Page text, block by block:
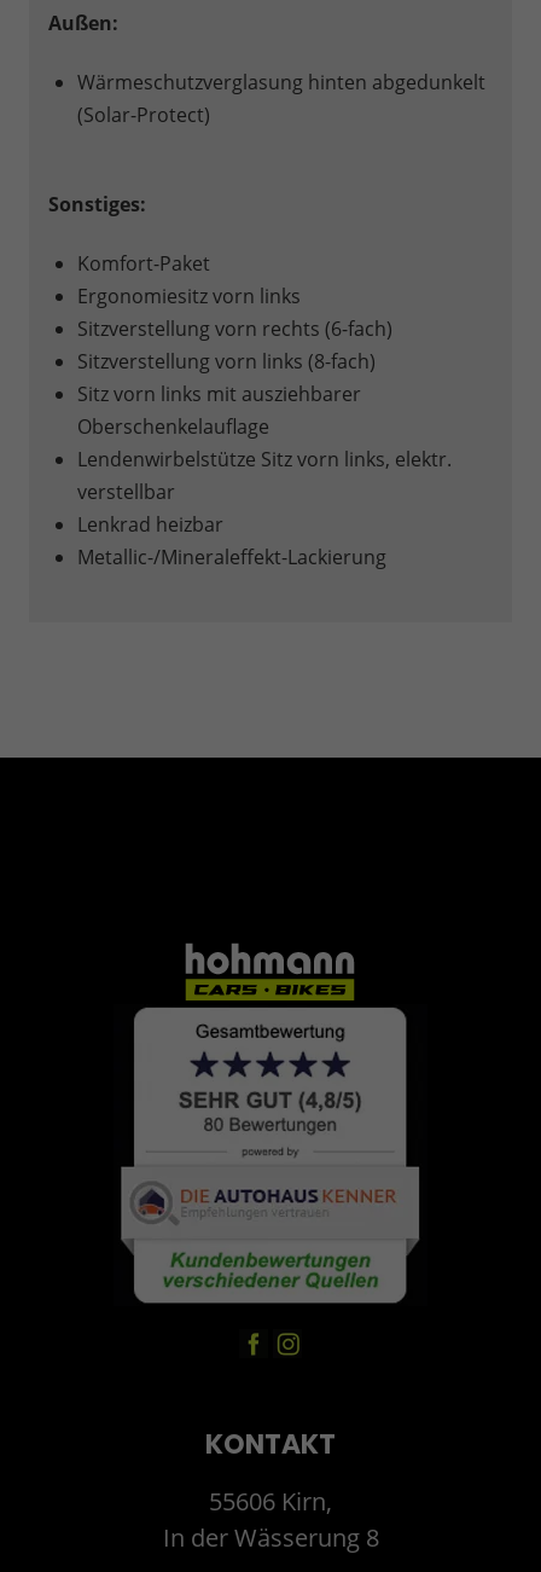
Außen:
Wärmeschutzverglasung hinten abgedunkelt
(Solar-Protect)
Sonstiges:
Komfort-Paket
Ergonomiesitz vorn links
Sitzverstellung vorn rechts (6-fach)
Sitzverstellung vorn links (8-fach)
Sitz vorn links mit ausziehbarer
Oberschenkelauflage
Lendenwirbelstütze Sitz vorn links, elektr.
verstellbar
Lenkrad heizbar
Metallic-/Mineraleffekt-Lackierung
KONTAKT
55606 Kirn,
In der Wässerung 8